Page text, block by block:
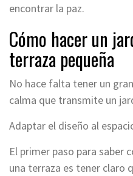
encontrar la paz.
Cómo hacer un
terraza pequeña
No hace falta tener un
calma que transmite un
Adaptar el diseño al
El primer paso para saber
una terraza es tener claro